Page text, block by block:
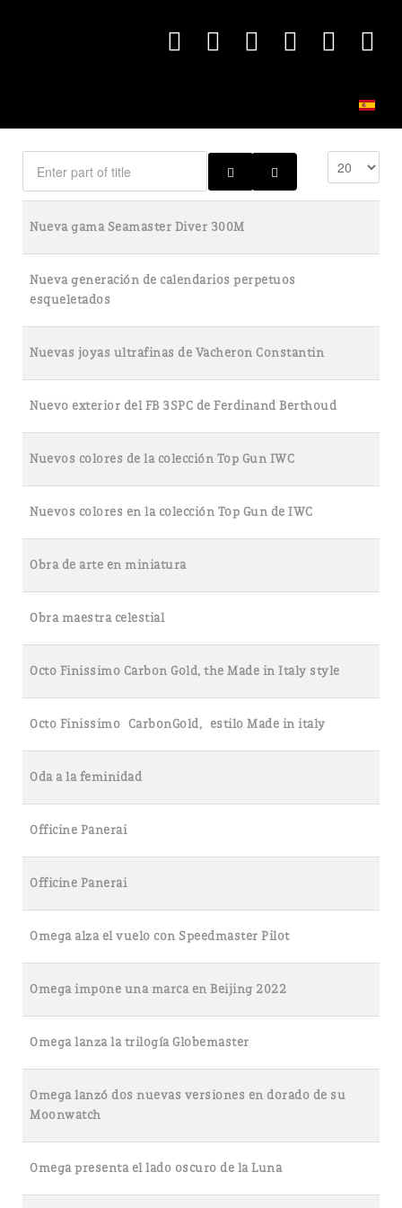
Nueva gama Seamaster Diver 300M
Nueva generación de calendarios perpetuos
esqueletados
Nuevas joyas ultrafinas de Vacheron Constantin
Nuevo exterior del FB 3SPC de Ferdinand Berthoud
Nuevos colores de la colección Top Gun IWC
Nuevos colores en la colección Top Gun de IWC
Obra de arte en miniatura
Obra maestra celestial
Octo Finissimo Carbon Gold, the Made in Italy style
Octo Finissimo CarbonGold, estilo Made in italy
Oda a la feminidad
Officine Panerai
Officine Panerai
Omega alza el vuelo con Speedmaster Pilot
Omega impone una marca en Beijing 2022
Omega lanza la trilogía Globemaster
Omega lanzó dos nuevas versiones en dorado de su
Moonwatch
Omega presenta el lado oscuro de la Luna